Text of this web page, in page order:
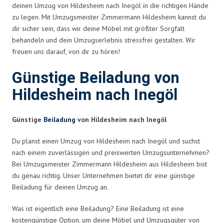
deinen Umzug von Hildesheim nach Inegöl in die richtigen Hände
zu legen. Mit Umzugsmeister Zimmermann Hildesheim kannst du
dir sicher sein, dass wir deine Möbel mit größter Sorgfalt
behandeln und dein Umzugserlebnis stressfrei gestalten. Wir
freuen uns darauf, von dir zu hören!
Günstige Beiladung von
Hildesheim nach Inegöl
Günstige Beiladung von Hildesheim nach Inegöl
Du planst einen Umzug von Hildesheim nach Inegöl und suchst
nach einem zuverlässigen und preiswerten Umzugsunternehmen?
Bei Umzugsmeister Zimmermann Hildesheim aus Hildesheim bist
du genau richtig. Unser Unternehmen bietet dir eine günstige
Beiladung für deinen Umzug an.
Was ist eigentlich eine Beiladung? Eine Beiladung ist eine
kostengünstige Option, um deine Möbel und Umzugsgüter von